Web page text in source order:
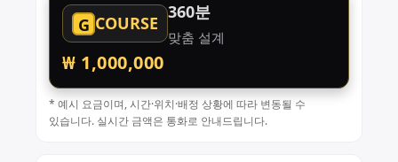
G COURSE
360분
맞춤 설계
₩ 1,000,000
* 예시 요금이며, 시간·위치·배정 상황에 따라 변동될 수
있습니다. 실시간 금액은 통화로 안내드립니다.